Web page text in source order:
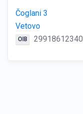
Čoglani 3
Vetovo
OIB 29918612340